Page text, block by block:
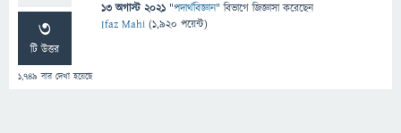
3
টি উত্তর
1,749 বার দেখা হয়েছে
13 অগাস্ট 2021 "পদার্থবিজ্ঞান" বিভাগে জিজ্ঞাসাকরেছেন
Ifaz Mahi (1,920 পয়েন্ট)